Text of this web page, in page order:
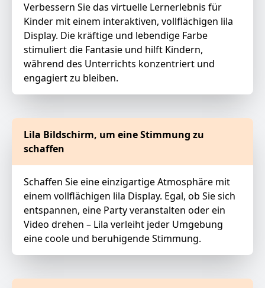
Verbessern Sie das virtuelle Lernerlebnis für
Kinder mit einem interaktiven, vollflächigen lila
Display. Die kräftige und lebendige Farbe
stimuliert die Fantasie und hilft Kindern,
während des Unterrichts konzentriert und
engagiert zu bleiben.
Lila Bildschirm, um eine Stimmung zu
schaffen
Schaffen Sie eine einzigartige Atmosphäre mit
einem vollflächigen lila Display. Egal, ob Sie sich
entspannen, eine Party veranstalten oder ein
Video drehen – Lila verleiht jeder Umgebung
eine coole und beruhigende Stimmung.